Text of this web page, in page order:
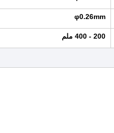
φ0.26mm
200 - 400 ملم